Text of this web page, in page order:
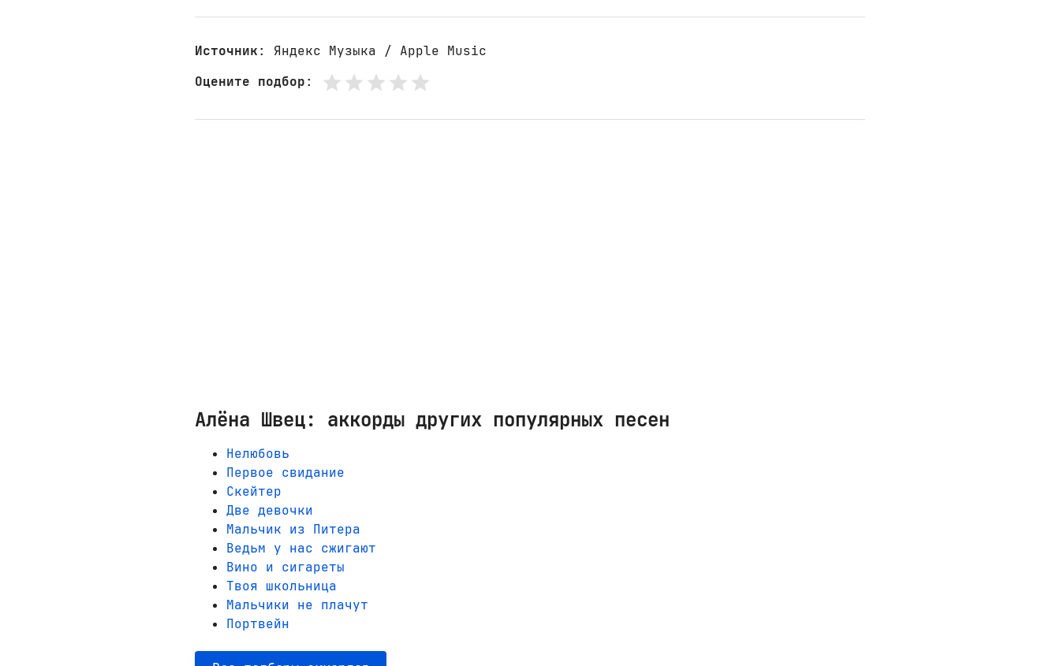
Источник: Яндекс Музыка / Apple Music
Оцените подбор:
Алёна Швец: аккорды других популярных песен
Нелюбовь
Первое свидание
Скейтер
Две девочки
Мальчик из Питера
Ведьм у нас сжигают
Вино и сигареты
Твоя школьница
Мальчики не плачут
Портвейн